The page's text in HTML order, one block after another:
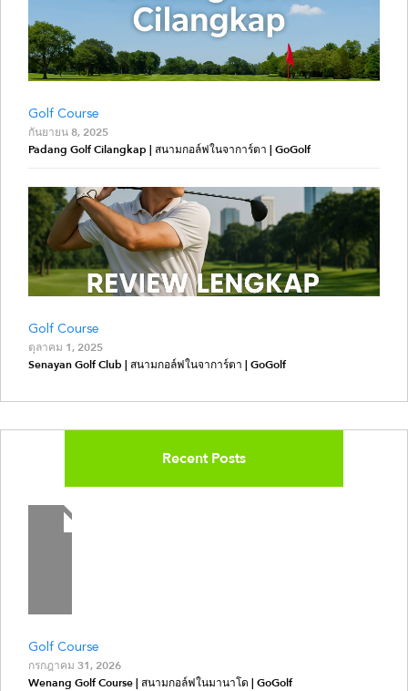
Golf Course
กันยายน 8, 2025
Padang Golf Cilangkap | สนามกอล์ฟในจาการ์ตา | GoGolf
Golf Course
ตุลาคม 1, 2025
Senayan Golf Club | สนามกอล์ฟในจาการ์ตา | GoGolf
Recent Posts
Golf Course
กรกฎาคม 31, 2026
Wenang Golf Course | สนามกอล์ฟในมานาโด | GoGolf